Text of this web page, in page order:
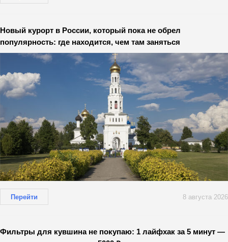
Новый курорт в России, который пока не обрел
популярность: где находится, чем там заняться
Перейти 8 августа 2026
Фильтры для кувшина не покупаю: 1 лайфхак за 5 минут —